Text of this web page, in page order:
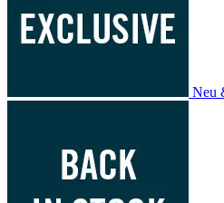
Neu